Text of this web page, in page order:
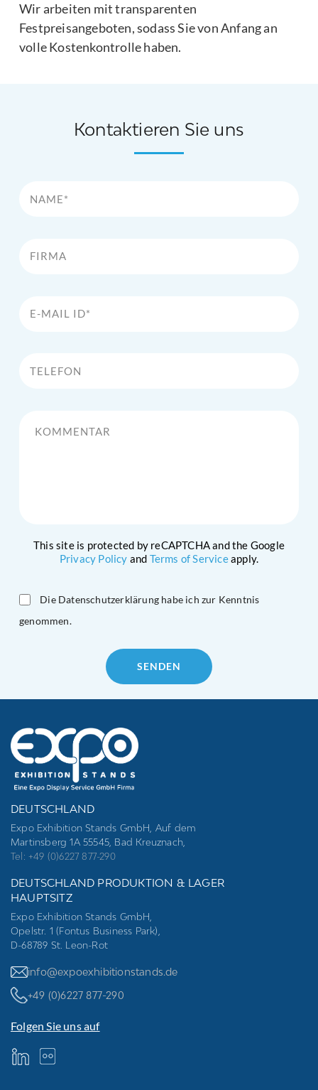
Wir arbeiten mit transparenten
Festpreisangeboten, sodass Sie von Anfang an
volle Kostenkontrolle haben.
Kontaktieren Sie uns
This site is protected by reCAPTCHA and the Google
Privacy Policy and Terms of Serviceapply.
Die Datenschutzerklärung habe ich zur Kenntnis
genommen.
empty.
DEUTSCHLAND
Expo Exhibition Stands GmbH, Auf dem
Martinsberg 1A 55545, Bad Kreuznach,
Tel: +49 (0)6227 877-290
DEUTSCHLAND PRODUKTION & LAGER
HAUPTSITZ
Expo Exhibition Stands GmbH,
Opelstr. 1 (Fontus Business Park),
D-68789 St. Leon-Rot
info@expoexhibitionstands.de
+49 (0)6227 877-290
Folgen Sie uns auf